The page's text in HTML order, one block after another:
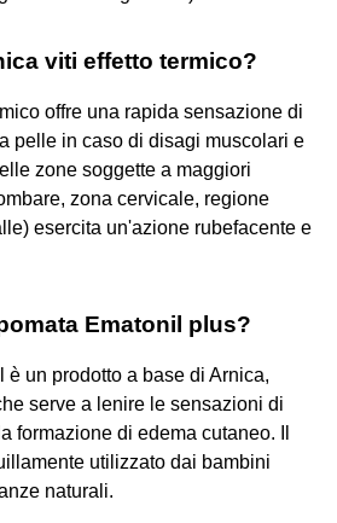
viti effetto termico?
offre una rapida sensazione di
pelle in caso di disagi muscolari e
zone soggette a maggiori
zona cervicale, regione
esercita un'azione rubefacente e
Ematonil plus?
è un prodotto a base di Arnica,
serve a lenire le sensazioni di
formazione di edema cutaneo. Il
utilizzato dai bambini
naturali.